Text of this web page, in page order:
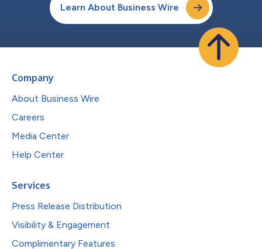
Learn About Business Wire
Company
About Business Wire
Careers
Media Center
Help Center
Services
Press Release Distribution
Visibility & Engagement
Complimentary Features